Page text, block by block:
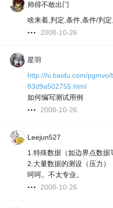
帅得不敢出门
啥来着,判定,条件,条件/判
2008-10-26
星羽
http://hi.baidu.com/
83d9a502755.html
如何编写测试用例
2008-10-26
Leejun527
1.特殊数据（如边界点数据
2.大量数据的测设（压力）
呵呵。不太专业。
2008-10-26